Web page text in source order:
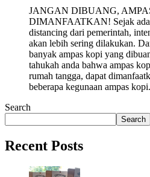
JANGAN DIBUANG,
DIMANFAATKAN! Sejak
distancing dari pemerintah,
akan lebih sering dilakukan.
banyak ampas kopi yang
tahukah anda bahwa ampas
rumah tangga, dapat
beberapa kegunaan ampas
Search
Search
Recent Posts